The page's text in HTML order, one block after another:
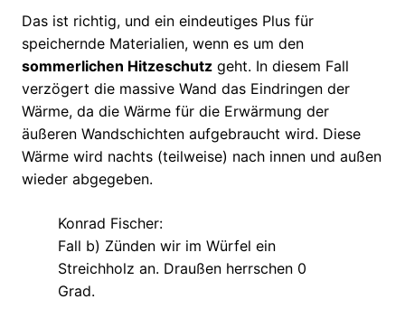
Das ist richtig, und ein eindeutiges Plus für
speichernde Materialien, wenn es um den
sommerlichen Hitzeschutz geht. In diesem Fall
verzögert die massive Wand das Eindringen der
Wärme, da die Wärme für die Erwärmung der
äußeren Wandschichten aufgebraucht wird. Diese
Wärme wird nachts (teilweise) nach innen und außen
wieder abgegeben.
Konrad Fischer:
Fall b) Zünden wir im Würfel ein
Streichholz an. Draußen herrschen 0
Grad.